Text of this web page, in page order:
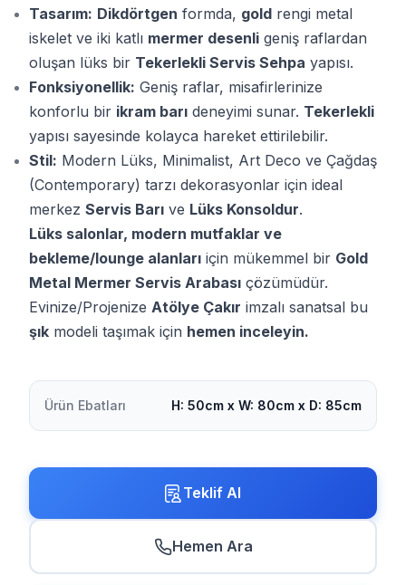
Tasarım: Dikdörtgen formda, gold rengi metal
iskelet ve iki katlı mermer desenli geniş raflardan
oluşan lüks bir Tekerlekli Servis Sehpa yapısı.
Fonksiyonellik: Geniş raflar, misafirlerinize
konforlu bir ikram barı deneyimi sunar. Tekerlekli
yapısı sayesinde kolayca hareket ettirilebilir.
Stil: Modern Lüks, Minimalist, Art Deco ve Çağdaş
(Contemporary) tarzı dekorasyonlar için ideal
merkez Servis Barı ve Lüks Konsoldur.
Lüks salonlar, modern mutfaklar ve
bekleme/lounge alanları için mükemmel bir Gold
Metal Mermer Servis Arabası çözümüdür.
Evinize/Projenize Atölye Çakır imzalı sanatsal bu
şık modeli taşımak için hemen inceleyin.
Ürün Ebatları H: 50cm x W: 80cm x D: 85cm
Teklif Al
Hemen Ara